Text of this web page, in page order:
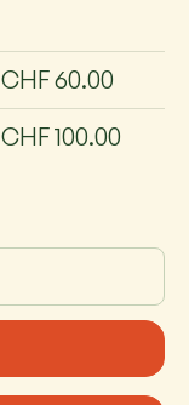
CHF 60.00
CHF 100.00